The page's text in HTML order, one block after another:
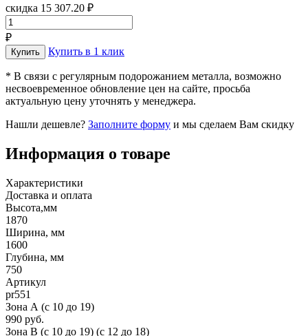
скидка 15 307.20 ₽
₽
Купить в 1 клик
* В связи с регулярным подорожанием металла, возможно
несвоевременное обновление цен на сайте, просьба
актуальную цену уточнять у менеджера.
Нашли дешевле? Заполните форму и мы сделаем Вам скидку
Информация о товаре
Характеристики
Доставка и оплата
Высота,мм
1870
Ширина, мм
1600
Глубина, мм
750
Артикул
pr551
Зона А (c 10 до 19)
990 руб.
Зона B (c 10 до 19) (c 12 до 18)